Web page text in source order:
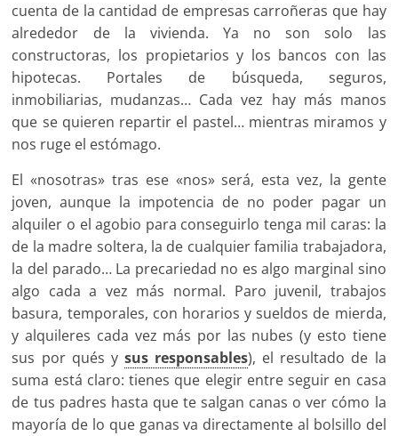
cuenta de la cantidad de empresas carroñeras que hay
alrededor de la vivienda. Ya no son solo las
constructoras, los propietarios y los bancos con las
hipotecas. Portales de búsqueda, seguros,
inmobiliarias, mudanzas… Cada vez hay más manos
que se quieren repartir el pastel… mientras miramos y
nos ruge el estómago.
El «nosotras» tras ese «nos» será, esta vez, la gente
joven, aunque la impotencia de no poder pagar un
alquiler o el agobio para conseguirlo tenga mil caras: la
de la madre soltera, la de cualquier familia trabajadora,
la del parado… La precariedad no es algo marginal sino
algo cada a vez más normal. Paro juvenil, trabajos
basura, temporales, con horarios y sueldos de mierda,
y alquileres cada vez más por las nubes (y esto tiene
sus por qués y sus responsables), el resultado de la
suma está claro: tienes que elegir entre seguir en casa
de tus padres hasta que te salgan canas o ver cómo la
mayoría de lo que ganas va directamente al bolsillo del